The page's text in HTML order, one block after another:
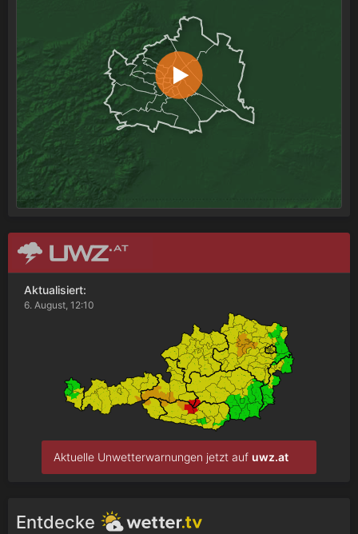
Aktualisiert:
6. August, 12:10
Aktuelle Unwetterwarnungen jetzt auf uwz.at
Entdecke